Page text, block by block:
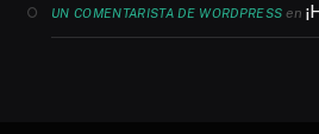
UN COMENTARISTA DE WORDPRESS en